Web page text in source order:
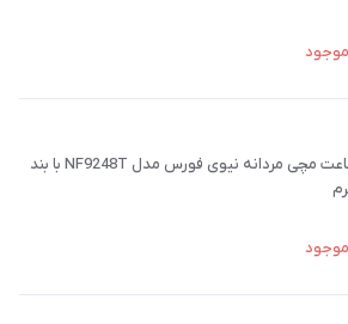
ساعت مچی مردانه نیوی فورس مدل NF9248T با بند